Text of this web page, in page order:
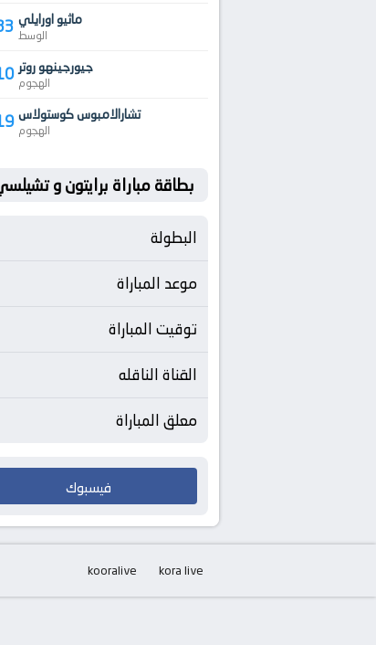
ماثيو اورايلي
الوسط
جيورجينهو روتر
الهجوم
تشارالامبوس كوستولاس
الهجوم
بطاقة مباراة برايتون و
البطولة
موعد المباراة
توقيت المباراة
القناة الناقله
معلق المباراة
فيسبوك
kora live
kooralive